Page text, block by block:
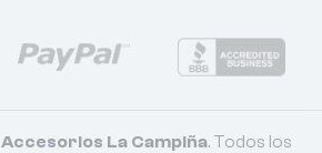
Accesorios La Campiña. Todos los